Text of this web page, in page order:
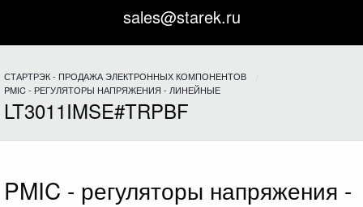
sales@starek.ru
СТАРТРЭК - ПРОДАЖА ЭЛЕКТРОННЫХ КОМПОНЕНТОВ
PMIC - РЕГУЛЯТОРЫ НАПРЯЖЕНИЯ - ЛИНЕЙНЫЕ
LT3011IMSE#TRPBF
PMIC - регуляторы напряжения -